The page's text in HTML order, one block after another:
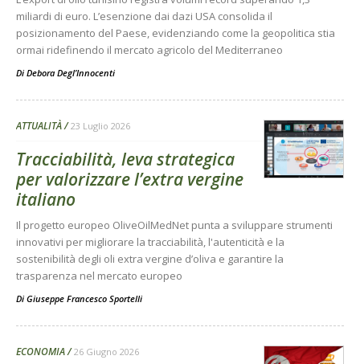
miliardi di euro. L’esenzione dai dazi USA consolida il
posizionamento del Paese, evidenziando come la geopolitica stia
ormai ridefinendo il mercato agricolo del Mediterraneo
Di Debora Degl’Innocenti
ATTUALITÀ 23 Luglio 2026
Tracciabilità, leva strategica
per valorizzare l’extra vergine
italiano
Il progetto europeo OliveOilMedNet punta a sviluppare strumenti
innovativi per migliorare la tracciabilità, l'autenticità e la
sostenibilità degli oli extra vergine d’oliva e garantire la
trasparenza nel mercato europeo
Di Giuseppe Francesco Sportelli
ECONOMIA 26 Giugno 2026